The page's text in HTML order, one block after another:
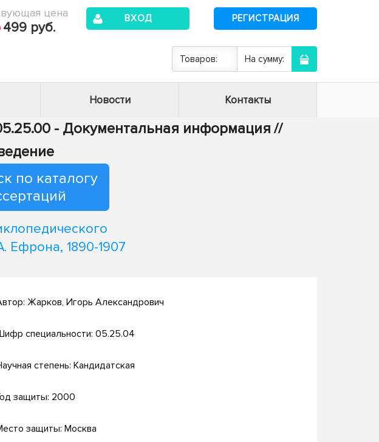
цена
499 руб.
ВХОД РЕГИСТРАЦИЯ
Товаров: На сумму:
Новости Контакты
- Документальная информация //
по каталогу
Ефрона, 1890-1907
Жарков, Игорь Александрович
специальности: 05.25.04
степень: Кандидатская
защиты: 2000
защиты: Москва